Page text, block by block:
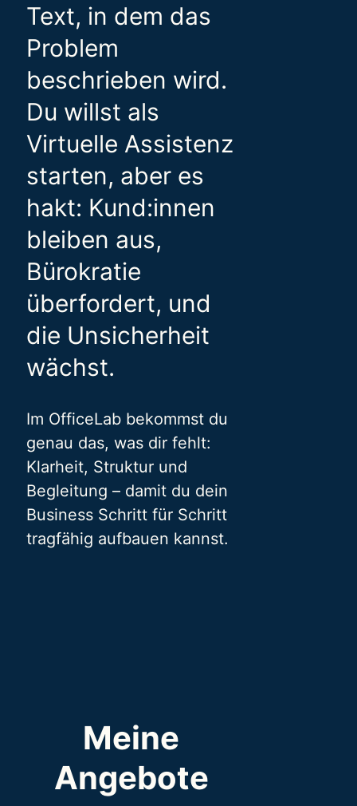
Text, in dem das
Problem
beschrieben wird.
Du willst als
Virtuelle Assistenz
starten, aber es
hakt: Kund:innen
bleiben aus,
Bürokratie
überfordert, und
die Unsicherheit
wächst.
Im OfficeLab bekommst du
genau das, was dir fehlt:
Klarheit, Struktur und
Begleitung – damit du dein
Business Schritt für Schritt
tragfähig aufbauen kannst.
Meine
Angebote